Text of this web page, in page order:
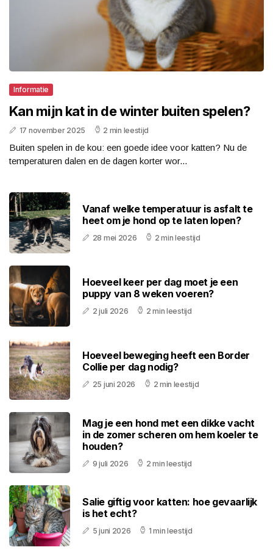
Informatie
Kan mijn kat in de winter buiten spelen?
17 november 2025 2 min leestijd
Buiten spelen in de kou: een goede idee voor katten? Nu de
temperaturen dalen en de dagen korter wor...
Vanaf welke temperatuur is asfalt te
heet om je hond op te laten lopen?
28 mei 2026 2 min leestijd
Hoeveel keer per dag moet je een
puppy van 8 weken voeren?
2 juli 2026 2 min leestijd
Hoeveel beweging heeft een Border
Collie per dag nodig?
25 juni 2026 2 min leestijd
Mag je een hond met een dikke vacht
in de zomer scheren om hem koeler te
houden?
9 juli 2026 2 min leestijd
Salie giftig voor katten: hoe gevaarlijk
is het echt?
5 juni 2026 1 min leestijd